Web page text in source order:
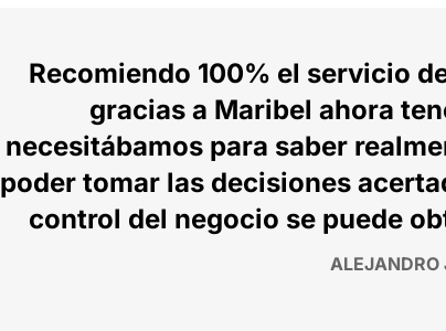
Recomiendo 100% el servicio
gracias a Maribel ahora
necesitábamos para saber
poder tomar las decisiones
control del negocio se puede
ALEJANDRO